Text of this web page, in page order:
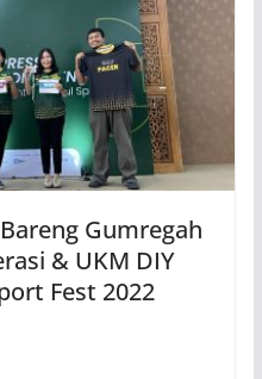
Gumregah
& UKM DIY
Fest 2022